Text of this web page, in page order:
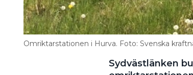
Omriktarstationen i Hurva. Foto: Svenska
Sydvästlänken